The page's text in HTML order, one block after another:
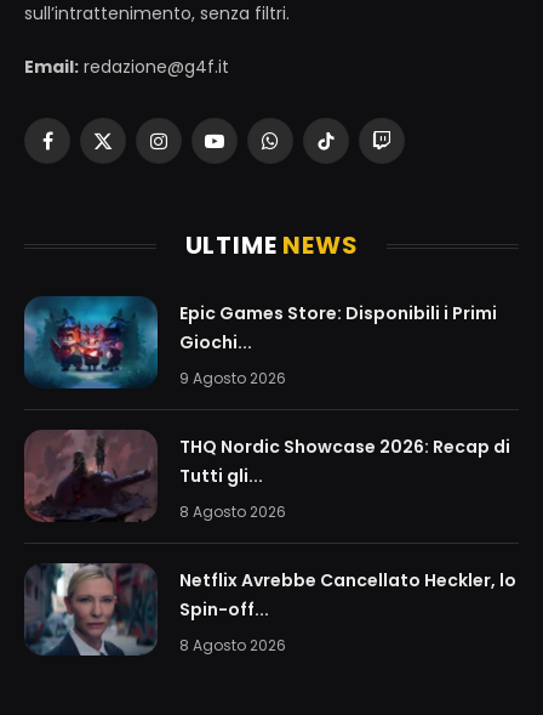
sull’intrattenimento, senza filtri.
Email: redazione@g4f.it
Facebook
X
InstagramYouTubeWhatsAppTikTokTwitch
ULTIME NEWS
Epic Games Store: Disponibili i Primi
Giochi...
9 Agosto 2026
THQ Nordic Showcase 2026: Recap di
Tutti gli...
8 Agosto 2026
Netflix Avrebbe Cancellato Heckler, lo
Spin-off...
8 Agosto 2026